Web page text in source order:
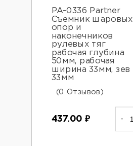
PA-0336 Partner
Съемник шаровых
опор и
наконечников
рулевых тяг
рабочая глубина
50мм, рабочая
ширина 33мм, зев
33мм
(0 Отзывов)
437.00 ₽ -